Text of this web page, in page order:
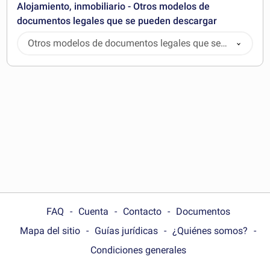
Alojamiento, inmobiliario - Otros modelos de
documentos legales que se pueden descargar
Otros modelos de documentos legales que se
pueden descargar
FAQ Cuenta Contacto
Documentos
Mapa del sitio
Guías jurídicas
¿Quiénes somos?
Condiciones generales